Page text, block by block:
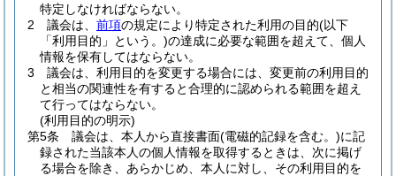
特定しなければならない。
2
議会は、 前項の規定により特定された利用の目的(以下
「利用目的」という。)の達成に必要な範囲を超えて、個人
情報を保有してはならない。
3
議会は、利用目的を変更する場合には、変更前の利用目的
と相当の関連性を有すると合理的に認められる範囲を超え
て行ってはならない。
(利用目的の明示)
第5条
議会は、本人から直接書面(電磁的記録を含む。)に記
録された当該本人の個人情報を取得するときは、次に掲げ
る場合を除き、あらかじめ、本人に対し、その利用目的を